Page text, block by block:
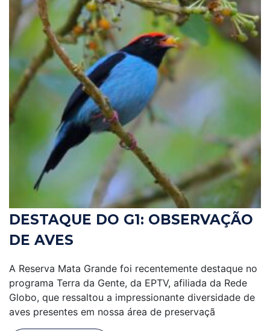
DESTAQUE DO G1: OBSERVAÇÃO
DE AVES
A Reserva Mata Grande foi recentemente destaque no
programa Terra da Gente, da EPTV, afiliada da Rede
Globo, que ressaltou a impressionante diversidade de
aves presentes em nossa área de preservaçã